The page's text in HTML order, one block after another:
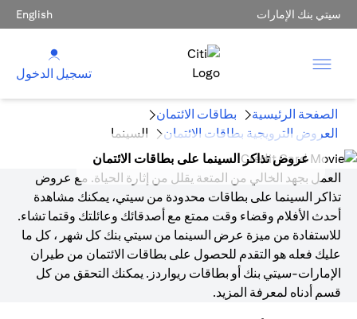
سيتي بنك الإمارات English
تسجيل الدخول
الصفحة الرئيسية
بطاقات الائتمان
العروض الترويجية بطاقات الائتمان
السينما
عروض تذاكر السينما على بطاقات الائتمان
العمل بجهد الخالي من المتعة يقلل من إثارة الحياة. مع عروض
تذاكر السينما على بطاقات محدودة من سيتي، يمكنك مشاهدة
أحدث الأفلام وقضاء وقت ممتع مع أصدقائك وعائلتك وقتما تشاء.
للاستفادة من ميزة عرض السينما من سيتي بنك كل شهر ، كل ما
عليك فعله هو التقدم للحصول على بطاقات الائتمان من طيران
الإمارات-سيتي بنك أو بطاقات ريواردز. يمكنك التحقق من كل
قسم أدناه لمعرفة المزيد.